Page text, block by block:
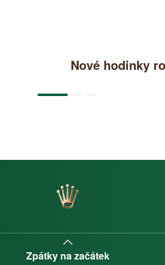
Nové hodinky
Zpátky na začátek